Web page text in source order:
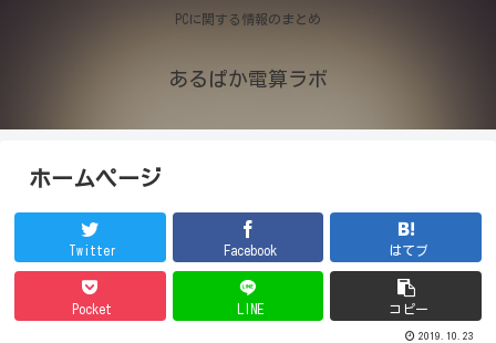
PCに関する情報のまとめ
あるぱか電算ラボ
ホームページ
Twitter Facebook はてブ
Pocket LINE コピー
2019.10.23